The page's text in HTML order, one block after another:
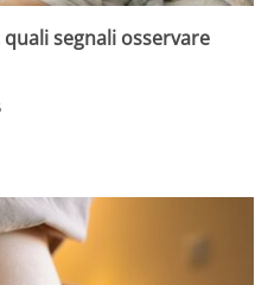
segnali osservare